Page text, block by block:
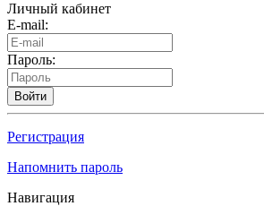
Личный кабинет
E-mail:
Пароль:
Войти
Регистрация
Напомнить пароль
Навигация